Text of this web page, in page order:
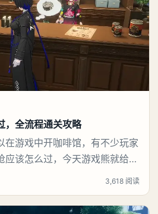
，全流程通关攻略
在游戏中开咖啡馆，有不少玩家
应该怎么过，今天游戏熊就给大
。异环咖啡机关枪怎么过一、解
锁店长特供玩法二、核心阵容
3,618 阅读